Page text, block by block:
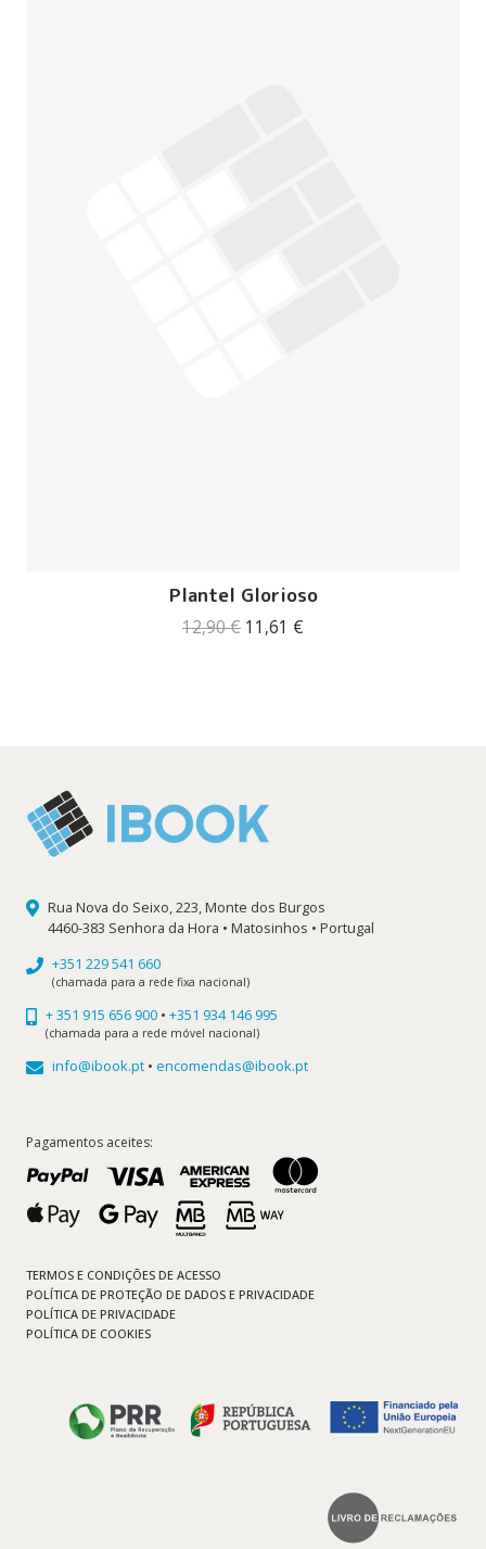
Plantel Glorioso
12,90€ O
11,61 €
Rua Nova do Seixo, 223, Monte dos Burgos
4460-383 Senhora da Hora • Matosinhos • Portugal
+351 229 541 660
(chamada para a rede fixa nacional)
+ 351 915 656 900 • +351 934 146 995
(chamada para a rede móvel nacional)
info@ibook.pt • encomendas@ibook.pt
Pagamentos aceites:
TERMOS E CONDIÇÕES DE ACESSO
POLÍTICA DE PROTEÇÃO DE DADOS E PRIVACIDADE
POLÍTICA DE PRIVACIDADE
POLÍTICA DE COOKIES